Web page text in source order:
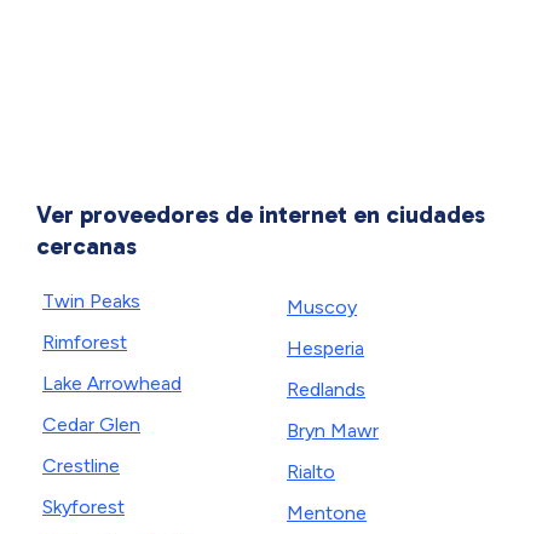
Ver proveedores de internet en ciudades
cercanas
Twin Peaks
Rimforest
Lake Arrowhead
Cedar Glen
Crestline
Skyforest
Muscoy
Hesperia
Redlands
Bryn Mawr
Rialto
Mentone